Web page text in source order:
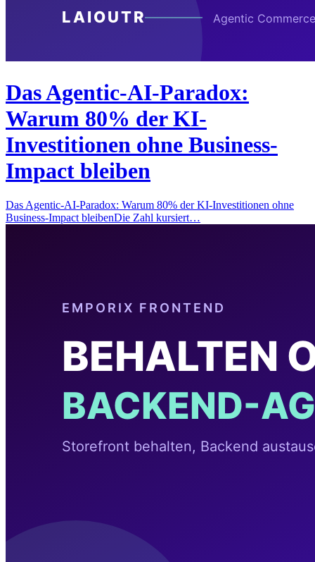
Das Agentic-AI-Paradox:
Warum 80% der KI-
Investitionen ohne Business-
Impact bleiben
Das Agentic-AI-Paradox: Warum 80% der KI-Investitionen ohne
Business-Impact bleibenDie Zahl kursiert…